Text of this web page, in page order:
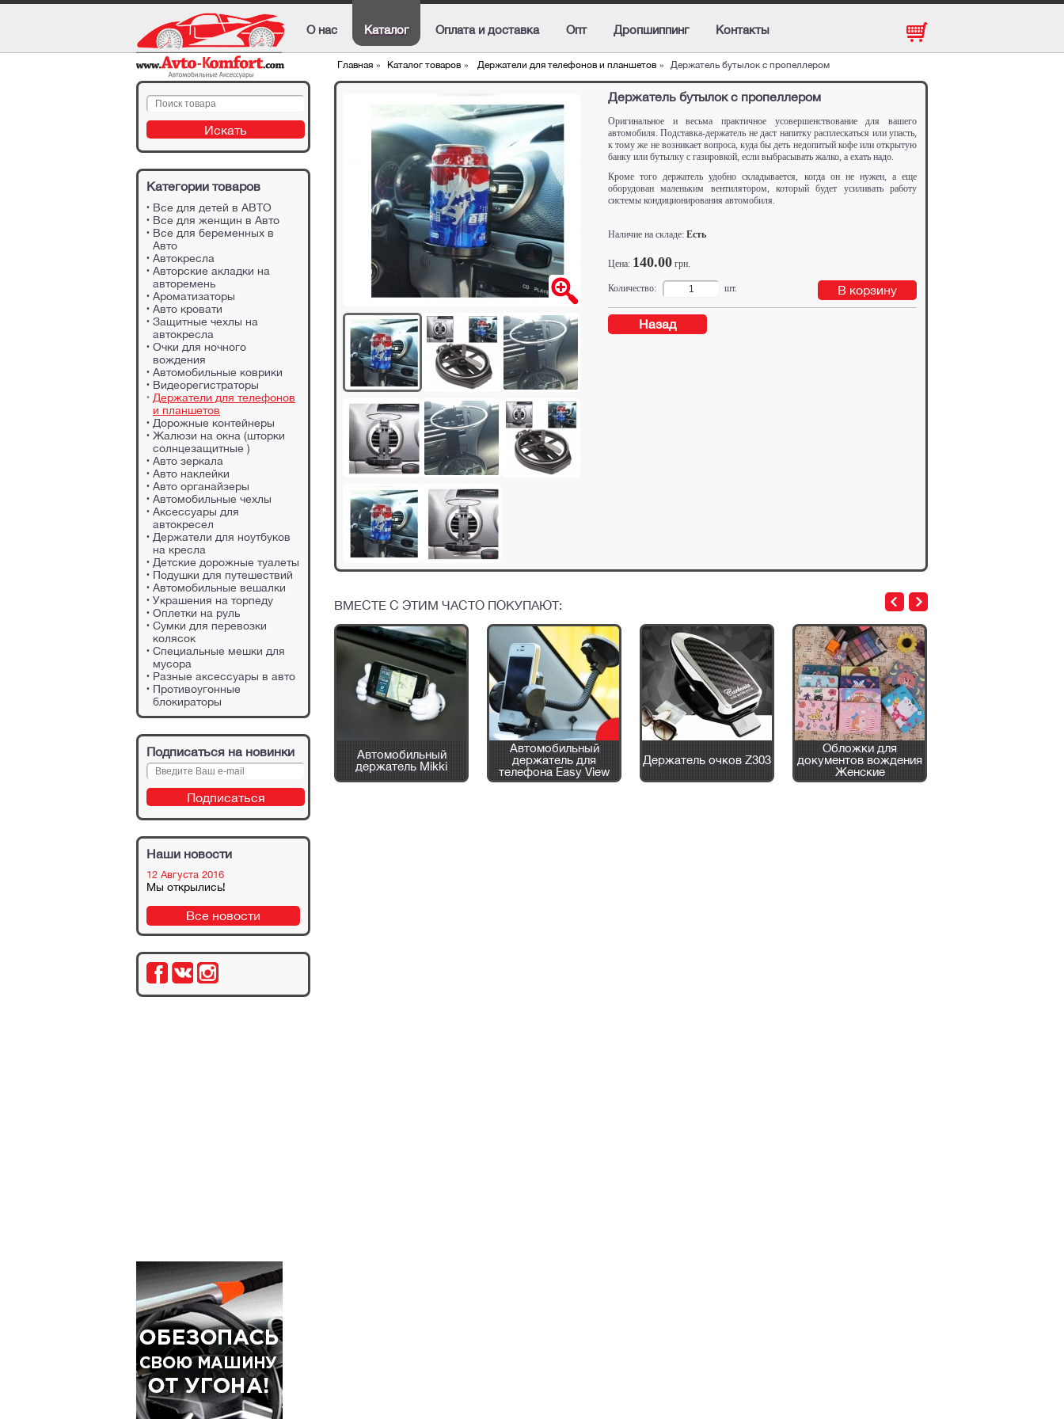
О нас Каталог Оплата и доставка Опт Дропшиппинг Контакты
Главная » Каталог товаров » Держатели для телефонов и планшетов » Держатель бутылок с пропеллером
Держатель бутылок с пропеллером
Оригинальное и весьма практичное усовершенствование для вашего
автомобиля. Подставка-держатель не даст напитку расплескаться или упасть,
к тому же не возникает вопроса, куда бы деть недопитый кофе или открытую
банку или бутылку с газировкой, если выбрасывать жалко, а ехать надо.
Кроме того держатель удобно складывается, когда он не нужен, а еще
оборудован маленьким вентилятором, который будет усиливать работу
системы кондиционирования автомобиля.
Наличие на складе: Есть
Цена: 140.00 грн.
Количество: шт. В корзину
Назад
ВМЕСТЕ С ЭТИМ ЧАСТО ПОКУПАЮТ:
Накладки на ремень
безопасности
Женские
Автомобильный
держатель Mikki
Автомобильный
держатель для
телефона Easy View
Держатель очков Z303
Обложки для
документов вождения
Женские
Категории товаров
Все для детей в АВТО
Все для женщин в Авто
Все для беременных в
Авто
Автокресла
Авторские акладки на
авторемень
Ароматизаторы
Авто кровати
Защитные чехлы на
автокресла
Очки для ночного
вождения
Автомобильные коврики
Видеорегистраторы
Держатели для телефонов
и планшетов
Дорожные контейнеры
Жалюзи на окна (шторки
солнцезащитные )
Авто зеркала
Авто наклейки
Авто органайзеры
Автомобильные чехлы
Аксессуары для
автокресел
Держатели для ноутбуков
на кресла
Детские дорожные туалеты
Подушки для путешествий
Автомобильные вешалки
Украшения на торпеду
Оплетки на руль
Сумки для перевозки
колясок
Специальные мешки для
мусора
Разные аксессуары в авто
Противоугонные
блокираторы
Подписаться на новинки
Наши новости
12 Августа 2016
Мы открылись!
Все новости